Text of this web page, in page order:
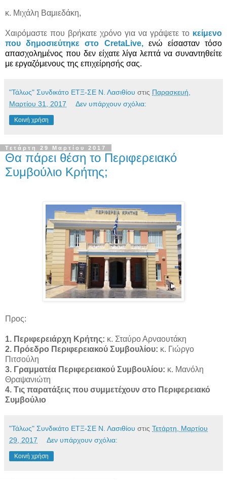
κ. Μιχάλη Βαμιεδάκη,
Χαιρόμαστε που βρήκατε χρόνο για να γράψετε το κείμενο
που δημοσιεύτηκε στο CretaLive,ενώ είσασταν τόσο
απασχολημένος που δεν είχατε λίγα λεπτά να συναντηθείτε
με εργαζόμενους της επιχείρησής σας.
"Τάλως" Συνδικάτο ΕΤΞ-ΣΕ Ν. Λασιθίου στις Παρασκευή,
Μαρτίου 31, 2017
Δεν υπάρχουν σχόλια:
Κοινή χρήση
Τετάρτη 29 Μαρτίου 2017
Θα πάρει θέση το Περιφερειακό
Συμβούλιο Κρήτης;
Προς:
1. Περιφερειάρχη Κρήτης: κ. Σταύρο Αρναουτάκη
2. Πρόεδρο Περιφερειακού Συμβουλίου: κ. Γιώργο
Πιτσούλη
3. Γραμματέα Περιφερειακού Συμβουλίου: κ. Μανόλη
Θραψανιώτη
4. Τις παρατάξεις που συμμετέχουν στο Περιφερειακό
Συμβούλιο
"Τάλως" Συνδικάτο ΕΤΞ-ΣΕ Ν. Λασιθίου στις Τετάρτη, Μαρτίου
29, 2017
Δεν υπάρχουν σχόλια:
Κοινή χρήση